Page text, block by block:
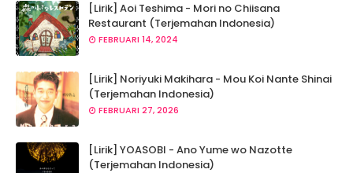
[Lirik] Aoi Teshima - Mori no Chiisana
Restaurant (Terjemahan Indonesia)
FEBRUARI 14, 2024
[Lirik] Noriyuki Makihara - Mou Koi Nante Shinai
(Terjemahan Indonesia)
FEBRUARI 27, 2026
[Lirik] YOASOBI - Ano Yume wo Nazotte
(Terjemahan Indonesia)